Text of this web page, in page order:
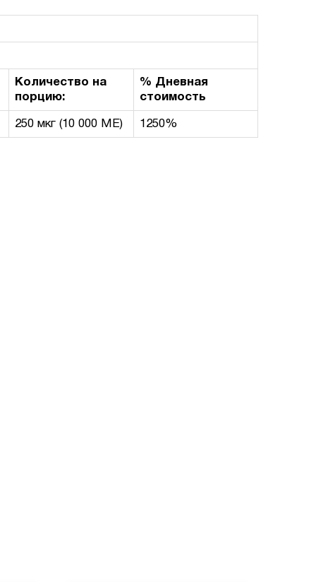
Количество на
порцию:
% Дневная
стоимость
250 мкг (10 000 МЕ) 1250%